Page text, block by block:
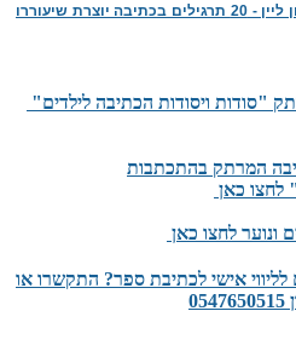
להרשמה לקורס הכתיבה החינמי און ליין - 20 תרגילים בכתיבה יוצרת שיעוררו
"סודות ויסודות הכתיבה לילדים"
המרתק בהתכתבות
לחצו כאן
ונוער לחצו כאן
לליווי אישי לכתיבת ספר? התקשרו או